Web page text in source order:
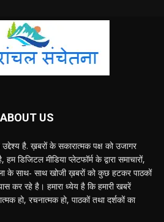
ABOUT US
उद्देश्य है. ख़बरों के सकारात्मक पक्ष को उजागर
डिजिटल मीडिया प्लेटफॉर्म के द्वारा समाचारों,
के साथ- साथ खोजी ख़बरों को कुछ हटकर पाठकों
कर रहे है। हमारा ध्येय है कि हमारी खबरें
हो, रचनात्मक हो, पाठकों तथा दर्शकों का